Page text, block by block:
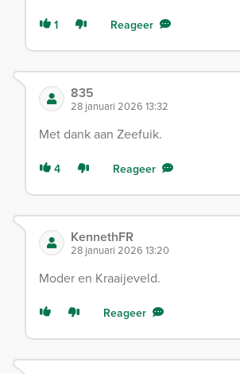
1 Reageer
835
28 januari 2026 13:32
Met dank aan Zeefuik.
4 Reageer
KennethFR
28 januari 2026 13:20
Moder en Kraaijeveld.
Reageer